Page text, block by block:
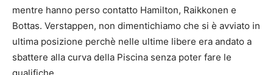
mentre hanno perso contatto Hamilton, Raikkonen e
Bottas. Verstappen, non dimentichiamo che si è avviato in
ultima posizione perchè nelle ultime libere era andato a
sbattere alla curva della Piscina senza poter fare le